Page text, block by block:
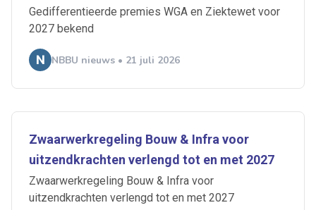
Gedifferentieerde premies WGA en Ziektewet voor
2027 bekend
NBBU nieuws • 21 juli 2026
Zwaarwerkregeling Bouw & Infra voor
uitzendkrachten verlengd tot en met 2027
Zwaarwerkregeling Bouw & Infra voor
uitzendkrachten verlengd tot en met 2027